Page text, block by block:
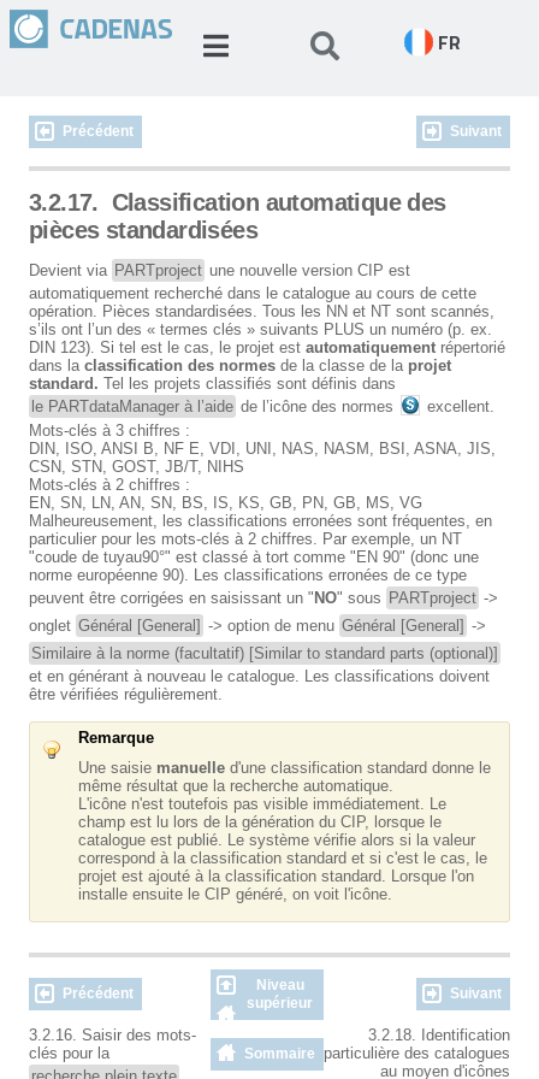
FR
Précédent Suivant
3.2.17. Classification automatique des
pièces standardisées
Devient via PARTproject une nouvelle version CIP est
automatiquement recherché dans le catalogue au cours de cette
opération. Pièces standardisées. Tous les NN et NT sont scannés,
s’ils ont l’un des « termes clés » suivants PLUS un numéro (p. ex.
DIN 123). Si tel est le cas, le projet est automatiquement répertorié
dans la classification des normes de la classe de la projet
standard. Tel les projets classifiés sont définis dans
le PARTdataManager à l’aide de l’icône des normes
excellent.
Mots-clés à 3 chiffres :
DIN, ISO, ANSI B, NF E, VDI, UNI, NAS, NASM, BSI, ASNA, JIS,
CSN, STN, GOST, JB/T, NIHS
Mots-clés à 2 chiffres :
EN, SN, LN, AN, SN, BS, IS, KS, GB, PN, GB, MS, VG
Malheureusement, les classifications erronées sont fréquentes, en
particulier pour les mots-clés à 2 chiffres. Par exemple, un NT
"coude de tuyau90°" est classé à tort comme "EN 90" (donc une
norme européenne 90). Les classifications erronées de ce type
peuvent être corrigées en saisissant un " NO" sous PARTproject ->
onglet Général [General] -> option de menu Général [General] ->
Similaire à la norme (facultatif) [Similar to standard parts (optional)]
et en générant à nouveau le catalogue. Les classifications doivent
être vérifiées régulièrement.
Remarque
Une saisie manuelle d'une classification standard donne le
même résultat que la recherche automatique.
L'icône n'est toutefois pas visible immédiatement. Le
champ est lu lors de la génération du CIP, lorsque le
catalogue est publié. Le système vérifie alors si la valeur
correspond à la classification standard et si c'est le cas, le
projet est ajouté à la classification standard. Lorsque l'on
installe ensuite le CIP généré, on voit l'icône.
Précédent
Niveau
supérieur
Suivant
3.2.16. Saisir des mots-
clés pour la
Sommaire
3.2.18. Identification
particulière des catalogues
au moyen d'icônes